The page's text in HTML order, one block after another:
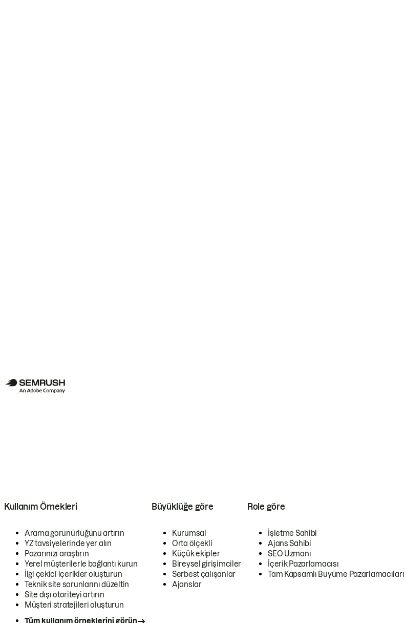
Kullanım Örnekleri
Arama görünürlüğünü artırın
YZ tavsiyelerinde yer alın
Pazarınızı araştırın
Yerel müşterilerle bağlantı kurun
İlgi çekici içerikler oluşturun
Teknik site sorunlarını düzeltin
Site dışı otoriteyi artırın
Müşteri stratejileri oluşturun
Tüm kullanım örneklerini görün
Büyüklüğe göre
Kurumsal
Orta ölçekli
Küçük ekipler
Bireysel girişimciler
Serbest çalışanlar
Ajanslar
Role göre
İşletme Sahibi
Ajans Sahibi
SEO Uzmanı
İçerik Pazarlamacısı
Tam Kapsamlı Büyüme Pazarlamacıları